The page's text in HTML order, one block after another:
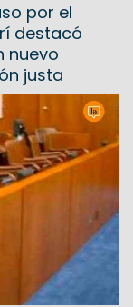
por el
destacó
nuevo
justa